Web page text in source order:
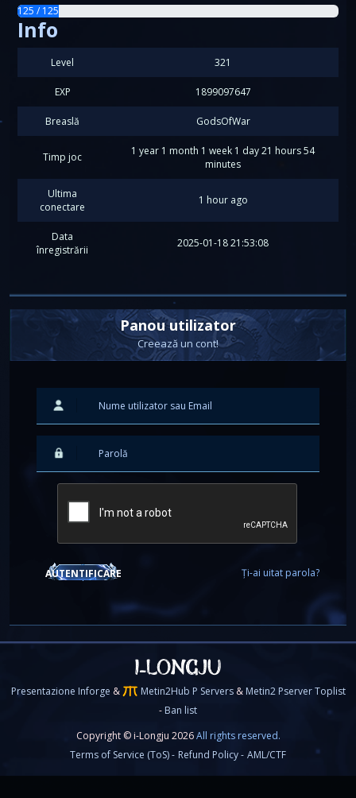
Panou utilizator
Creează un cont!
AUTENTIFICARE Ți-ai uitat parola?
125 / 125
Info
Level 321
EXP 1899097647
Breaslă GodsOfWar
Timp joc
1 year 1 month 1 week 1 day 21 hours 54
minutes
Ultima
conectare
1 hour ago
Data
înregistrării
2025-01-18 21:53:08
Copyright © i-Longju 2026All rights reserved.
Terms of Service (ToS) - Refund Policy - AML/CTF
Presentazione Inforge & Metin2Hub P Servers & Metin2 Pserver Toplist
- Ban list